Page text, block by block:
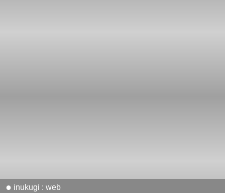
● inukugi : web